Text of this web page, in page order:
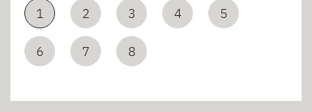
1 2 3 4 5
6 7 8